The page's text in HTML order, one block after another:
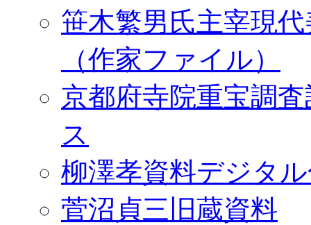
笹木繁男氏主宰現
（作家ファイル）
京都府寺院重宝調
ス
柳澤孝資料デジタ
菅沼貞三旧蔵資料